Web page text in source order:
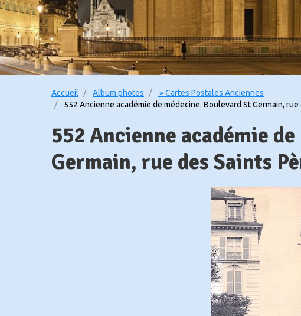
Accueil Album photos
➢Cartes Postales Anciennes
552 Ancienne académie de médecine. Boulevard St Germain, rue
552 Ancienne académie
Germain, rue des Saints